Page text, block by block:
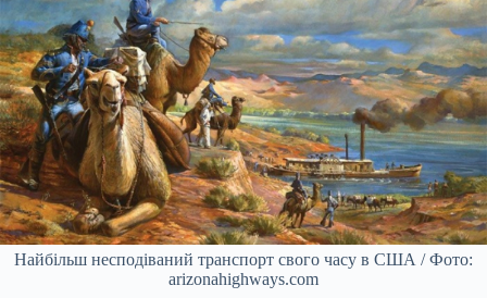
Найбільш несподіваний транспорт свого часу в США / Фото:
arizonahighways.com